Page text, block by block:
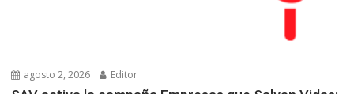
agosto 2, 2026 Editor